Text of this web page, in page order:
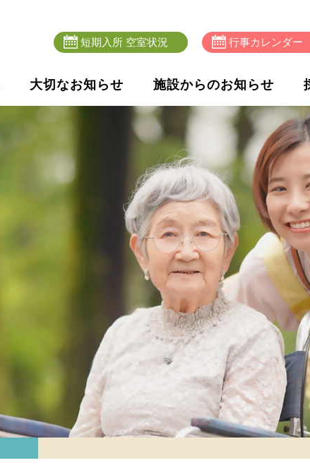
行事カレンダー
短期入所 空室状況
大切なお知らせ 施設からのお知らせ